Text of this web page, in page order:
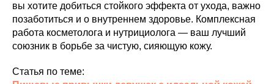
вы хотите добиться стойкого эффекта от ухода, важно
позаботиться и о внутреннем здоровье. Комплексная
работа косметолога и нутрициолога — ваш лучший
союзник в борьбе за чистую, сияющую кожу.
Статья по теме: